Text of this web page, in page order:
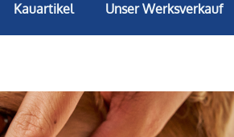
Kauartikel Unser Werksverkauf